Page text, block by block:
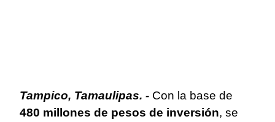
Tampico, Tamaulipas. - Con la base de
480 millones de pesos de inversión, se